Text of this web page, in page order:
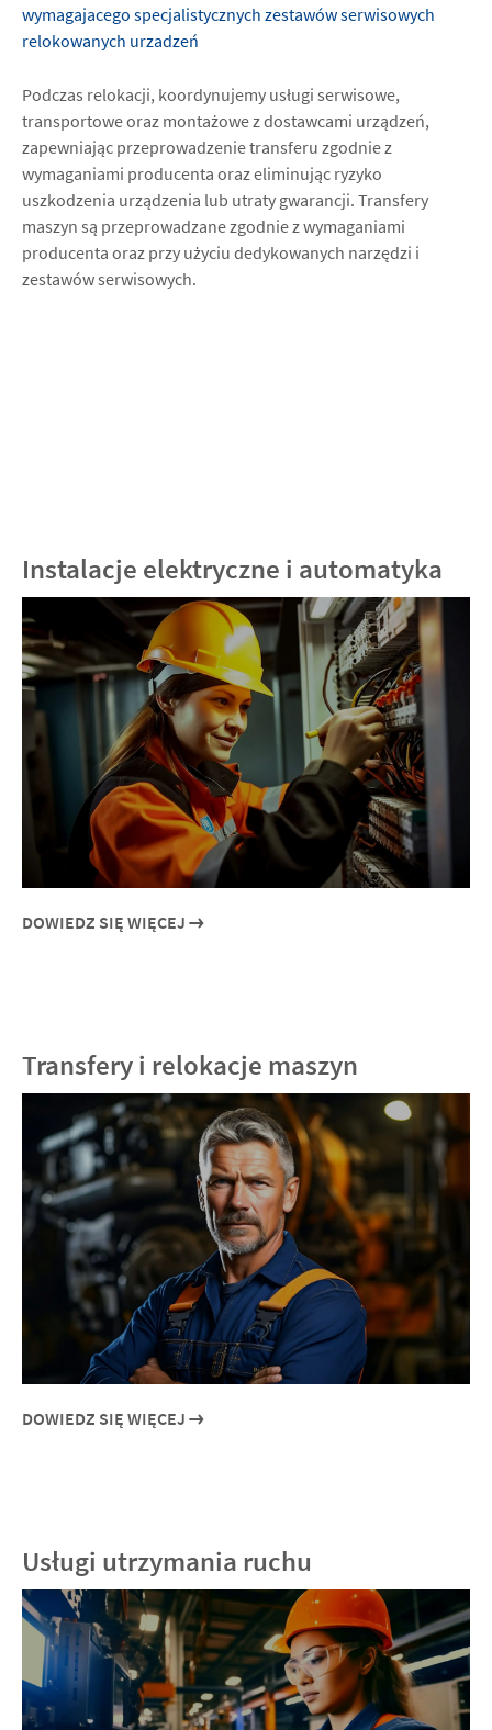
Instalacje elektryczne i automatyka
DOWIEDZ SIĘ WIĘCEJ
Transfery i relokacje maszyn
DOWIEDZ SIĘ WIĘCEJ
Usługi utrzymania ruchu
wymagajacego specjalistycznych zestawów serwisowych
relokowanych urzadzeń
Podczas relokacji, koordynujemy usługi serwisowe,
transportowe oraz montażowe z dostawcami urządzeń,
zapewniając przeprowadzenie transferu zgodnie z
wymaganiami producenta oraz eliminując ryzyko
uszkodzenia urządzenia lub utraty gwarancji. Transfery
maszyn są przeprowadzane zgodnie z wymaganiami
producenta oraz przy użyciu dedykowanych narzędzi i
zestawów serwisowych.